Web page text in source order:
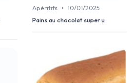
Apéritifs • 10/01/2025
Pains au chocolat super u